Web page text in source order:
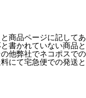
商品ページに記してあ
書かれていない商品と
他弊社でネコポスでの
にて宅急便での発送と